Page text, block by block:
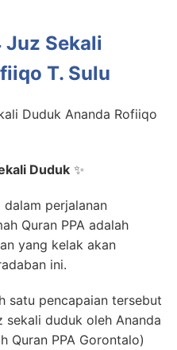
Juz Sekali
T. Sulu
Duduk ✨
perjalanan
Quran PPA adalah
yang kelak akan
ini.
satu pencapaian tersebut
sekali duduk oleh Ananda
Quran PPA Gorontalo)